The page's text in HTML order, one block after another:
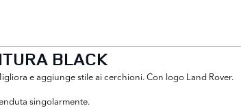
BLACK
e aggiunge stile ai cerchioni. Con logo Land Rover.
singolarmente.